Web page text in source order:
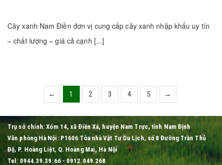
Cây xanh Nam Điền đơn vị cung cấp cây xanh nhập khẩu uy tín
– chất lượng – giá cả cạnh [...]
← 1 2 3 4 5 →
Trụ sở chính: Xóm 14, xã Điền Xá, huyện Nam Trực, tỉnh Nam Định
Văn phòng Hà Nội: P1606 Tòa nhà Vật Tư Du Lịch, số 8 Đường Trần Thủ
Độ, P. Hoàng Liệt, Q. Hoàng Mai, Hà Nội
Tel: 0944.39.39.66 - 0912.049.268